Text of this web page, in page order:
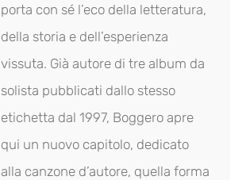
porta con sé l’eco della letteratura,
della storia e dell’esperienza
vissuta. Già autore di tre album da
solista pubblicati dallo stesso
etichetta dal 1997, Boggero apre
qui un nuovo capitolo, dedicato
alla canzone d’autore, quella forma